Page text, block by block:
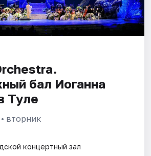
бал Иоганна
Туле
• вторник
концертный зал